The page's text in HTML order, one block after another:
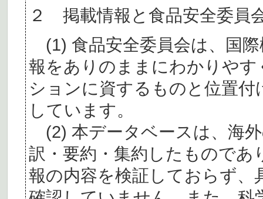
２ 掲載情報と食品安全委員
(1) 食品安全委員会は、国
報をありのままにわかりや
ションに資するものと位置
しています。
(2) 本データベースは、海
訳・要約・集約したものであ
報の内容を検証しておらず、